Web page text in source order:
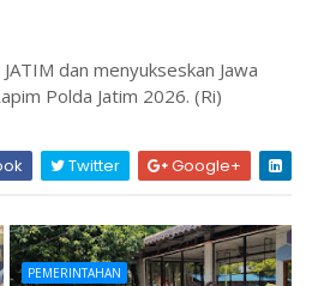
dan menyukseskan Jawa
Polda Jatim 2026. (Ri)
Twitter Google+
PEMERINTAHAN